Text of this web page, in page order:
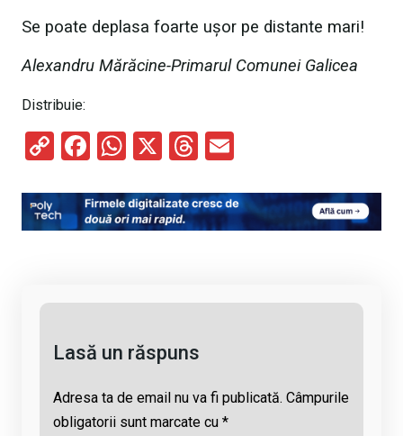
Se poate deplasa foarte ușor pe distante mari!
Alexandru Mărăcine-Primarul Comunei Galicea
Distribuie:
C
py
Li
F
ce
b
W
at
s
X
T
e
a
ail
Lasă un răspuns
Adresa ta de email nu va fi publicată. Câmpurile
obligatorii sunt marcate cu *